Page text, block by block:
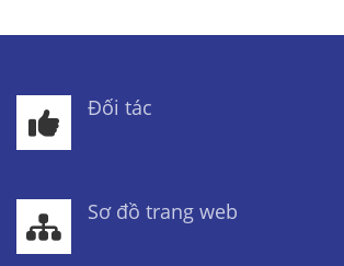
Đối tác
Sơ đồ trang web